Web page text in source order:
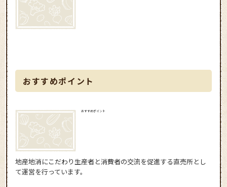
おすすめポイント
おすすめポイント
地産地消にこだわり生産者と消費者の交流を促進する直売所とし
て運営を行っています。